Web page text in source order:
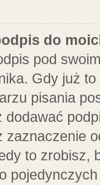
do
pod
Gdy już
pisania
dodawać
zaznaczenie
to zrobisz,